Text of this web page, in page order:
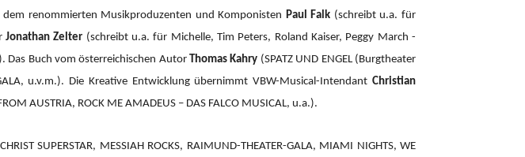
renommierten Musikproduzenten und Komponisten Paul Falk (schreibt u.a. für
Jonathan Zelter (schreibt u.a. für Michelle, Tim Peters, Roland Kaiser, Peggy March -
Das Buch vom österreichischen Autor Thomas Kahry (SPATZ UND ENGEL (Burgtheater
u.v.m.). Die Kreative Entwicklung übernimmt VBW-Musical-IntendantChristian
AUSTRIA, ROCK ME AMADEUS – DAS FALCO MUSICAL, u.a.).
SUPERSTAR, MESSIAH ROCKS, RAIMUND-THEATER-GALA, MIAMI NIGHTS, WE